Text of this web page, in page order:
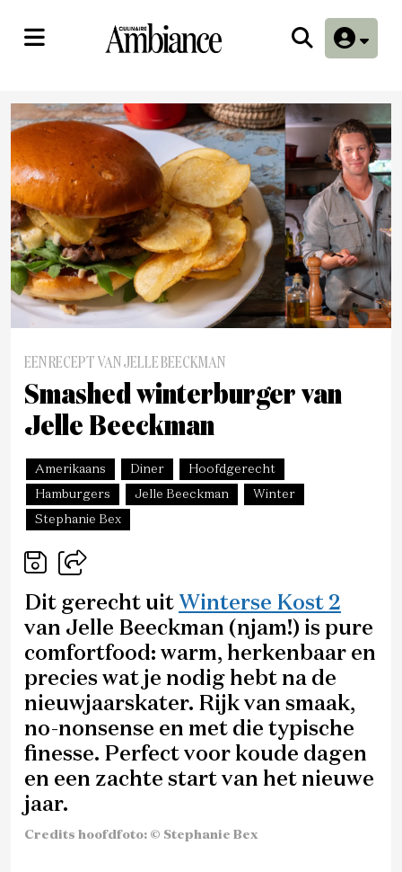
EEN RECEPT VAN JELLE BEECKMAN
Smashed winterburger van
Jelle Beeckman
Amerikaans Diner
Hoofdgerecht
Hamburgers
Jelle Beeckman
Winter
Stephanie Bex
Dit gerecht uit Winterse Kost 2
van Jelle Beeckman (njam!) is pure
comfortfood: warm, herkenbaar en
precies wat je nodig hebt na de
nieuwjaarskater. Rijk van smaak,
no-nonsense en met die typische
finesse. Perfect voor koude dagen
en een zachte start van het nieuwe
jaar.
Credits hoofdfoto: © Stephanie Bex